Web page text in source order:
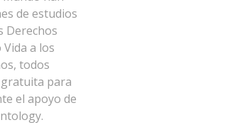
de estudios
Derechos
a los
todos
para
el apoyo de